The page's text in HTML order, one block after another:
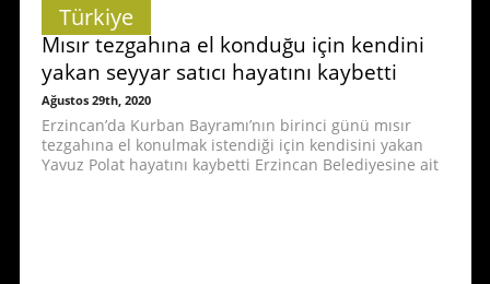
Türkiye
Mısır tezgahına el konduğu için kendini
yakan seyyar satıcı hayatını kaybetti
Ağustos 29th, 2020
Erzincan’da Kurban Bayramı’nın birinci günü mısır
tezgahına el konulmak istendiği için kendisini yakan
Yavuz Polat hayatını kaybetti Erzincan Belediyesine ait